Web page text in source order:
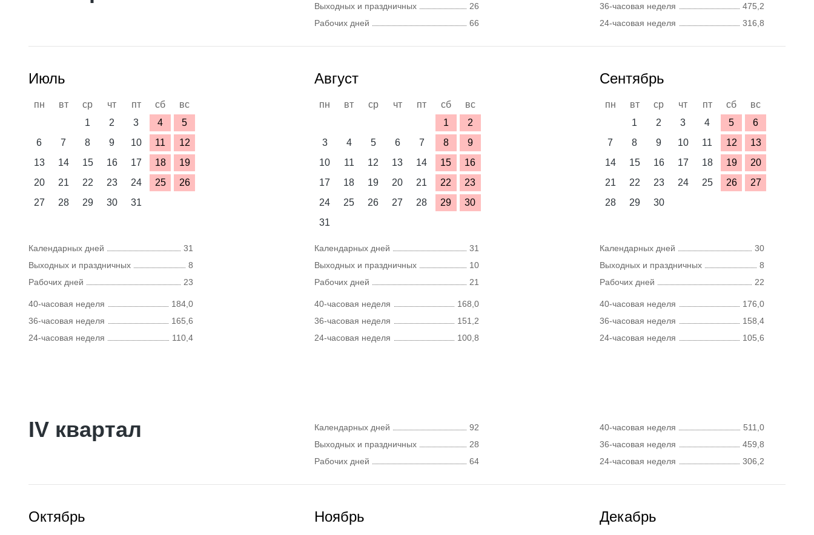
Выходных и праздничных
26
Рабочих дней
66
36-часовая неделя
475,2
24-часовая неделя
316,8
Июль
пн вт ср чт пт сб
вс
1
2 3 4
5
6
7 8 9 10 11
12
13
14 15 16 17 18
19
20
21 22 23 24 25
26
27
28 29 30 31
Календарных дней
31
Выходных и праздничных
8
Рабочих дней
23
40-часовая неделя
184,0
36-часовая неделя
165,6
24-часовая неделя
110,4
Август
пн вт ср чт пт сб
вс
1
2
3
4 5 6 7 8
9
10
11 12 13 14 15
16
17
18 19 20 21 22
23
24
25 26 27 28 29
30
31
Календарных дней
31
Выходных и праздничных
10
Рабочих дней
21
40-часовая неделя
168,0
36-часовая неделя
151,2
24-часовая неделя
100,8
Сентябрь
пн вт ср чт пт сб
вс
1
2 3 4 5
6
7
8 9 10 11 12
13
14
15 16 17 18 19
20
21
22 23 24 25 26
27
28
29 30
Календарных дней
30
Выходных и праздничных
8
Рабочих дней
22
40-часовая неделя
176,0
36-часовая неделя
158,4
24-часовая неделя
105,6
IV квартал Календарных дней
92
Выходных и праздничных
28
Рабочих дней
64
40-часовая неделя
511,0
36-часовая неделя
459,8
24-часовая неделя
306,2
Октябрь Ноябрь Декабрь